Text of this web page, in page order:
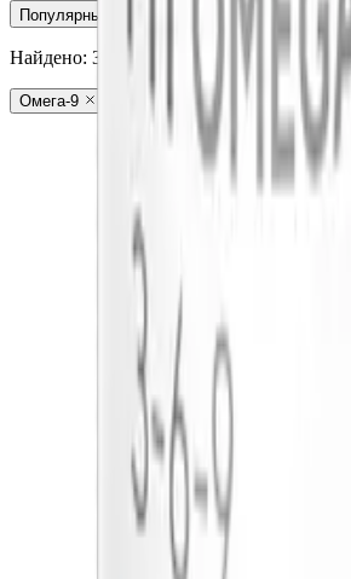
Популярные
Найдено: 3
Омега-9